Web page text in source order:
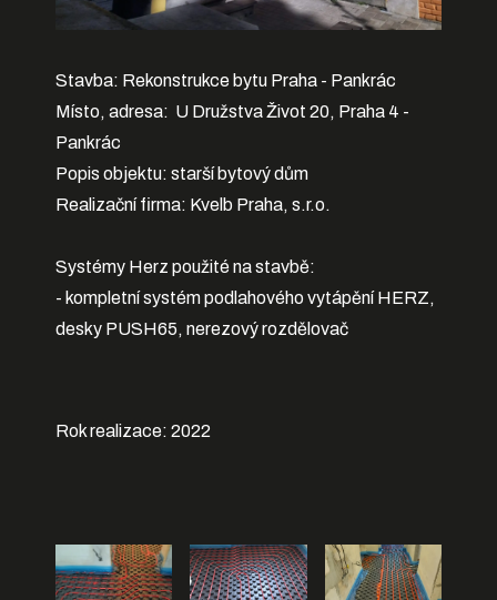
Stavba: Rekonstrukce bytu Praha - Pankrác
Místo, adresa: U Družstva Život 20, Praha 4 -
Pankrác
Popis objektu: starší bytový dům
Realizační firma: Kvelb Praha, s.r.o.
Systémy Herz použité na stavbě:
- kompletní systém podlahového vytápění HERZ,
desky PUSH65, nerezový rozdělovač
Rok realizace: 2022